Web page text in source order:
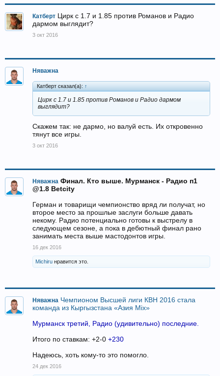
Катберт Цирк с 1.7 и 1.85 против Романов и Радио
дармом выглядит?
3 окт 2016
Няважна
Катберт сказал(а): ↑
Цирк с 1.7 и 1.85 против Романов и Радио дармом
выглядит?
Скажем так: не дармо, но валуй есть. Их откровенно
тянут все игры.
3 окт 2016
Няважна Финал. Кто выше. Мурманск - Радио п1
@1.8 Betcity
Герман и товарищи чемпионство вряд ли получат, но
второе место за прошлые заслуги больше давать
некому. Радио потенциально готовы к выстрелу в
следующем сезоне, а пока в дебютный финал рано
занимать места выше мастодонтов игры.
16 дек 2016
Michiru нравится это.
Няважна Чемпионом Высшей лиги КВН 2016 стала
команда из Кыргызстана «Азия Mix»
Мурманск третий, Радио (удивительно) последние.
Итого по ставкам: +2-0 +230
Надеюсь, хоть кому-то это помогло.
24 дек 2016